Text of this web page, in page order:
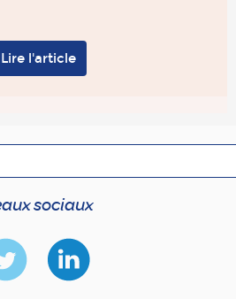
Lire l'article
sociaux